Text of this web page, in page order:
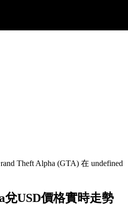
價格
Theft Alpha (GTA) 在 undefined
USD價格實時走勢